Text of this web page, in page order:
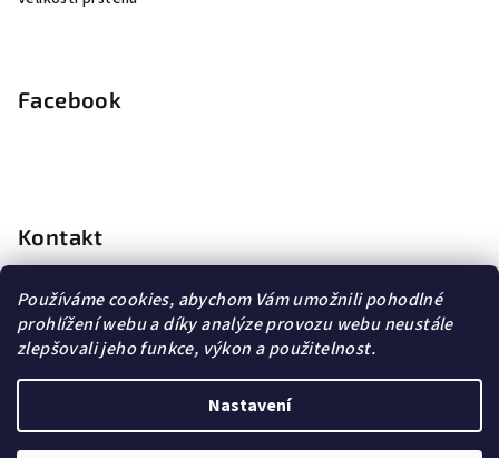
Používáme cookies, abychom Vám umožnili pohodlné
prohlížení webu a díky analýze provozu webu neustále
zlepšovali jeho funkce, výkon a použitelnost.
Nastavení
Facebook
Kontakt
info @dopravagratis.cz
+420 603 500 988
+420 603 500 988